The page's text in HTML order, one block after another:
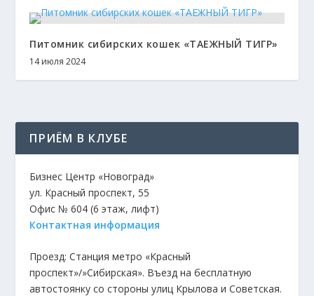
Питомник сибирских кошек «ТАЕЖНЫЙ ТИГР»
14 июля 2024
ПРИЁМ В КЛУБЕ
Бизнес Центр «Новоград»
ул. Красный проспект, 55
Офис № 604 (6 этаж, лифт)
Контактная информация
Проезд: Станция метро «Красный
проспект»/»Сибирская». Въезд на бесплатную
автостоянку со стороны улиц Крылова и Советская.